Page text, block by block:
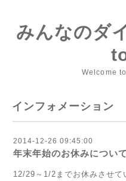
みんなのダ
Welcome
インフォメーション
2014-12-26 09:45:00
年末年始のお休みについて
12/29～1/2までお休みさせて